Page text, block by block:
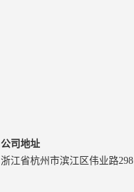
公司地址
浙江省杭州市滨江区伟业路